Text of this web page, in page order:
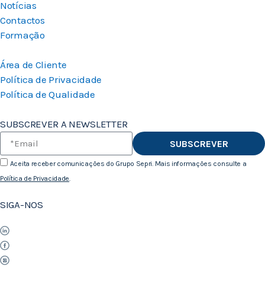
Notícias
Contactos
Formação
Área de Cliente
Política de Privacidade
Política de Qualidade
SUBSCREVER A NEWSLETTER
Aceita receber comunicações do Grupo Sepri. Mais informações consulte a
Política de Privacidade.
SUBSCREVER
SIGA-NOS